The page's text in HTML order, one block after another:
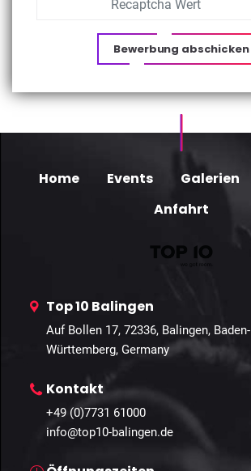
Bewerbung abschicken
Home Events Galerien
Anfahrt
Top 10 Balingen
Auf Bollen 17, 72336, Balingen, Baden-
Württemberg, Germany
Kontakt
+49 (0)7731 61000
info@top10-balingen.de